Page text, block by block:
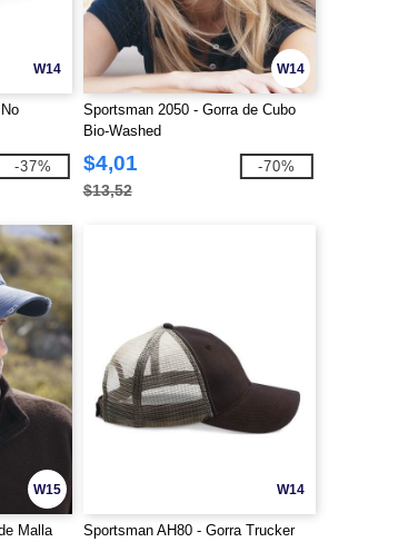
W14
-37%
W14
Sportsman 2050 - Gorra de Cubo
Bio-Washed
$4,01
$13,52
-70%
W15
Malla
W14
Sportsman AH80 - Gorra Trucker